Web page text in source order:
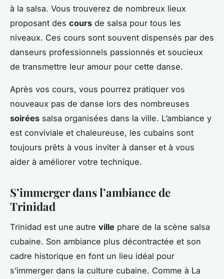
à la salsa. Vous trouverez de nombreux lieux
proposant des cours de salsa pour tous les
niveaux. Ces cours sont souvent dispensés par des
danseurs professionnels passionnés et soucieux
de transmettre leur amour pour cette danse.
Après vos cours, vous pourrez pratiquer vos
nouveaux pas de danse lors des nombreuses
soirées salsa organisées dans la ville. L’ambiance y
est conviviale et chaleureuse, les cubains sont
toujours prêts à vous inviter à danser et à vous
aider à améliorer votre technique.
S’immerger dans l’ambiance de
Trinidad
Trinidad est une autre ville phare de la scène salsa
cubaine. Son ambiance plus décontractée et son
cadre historique en font un lieu idéal pour
s’immerger dans la culture cubaine. Comme à La